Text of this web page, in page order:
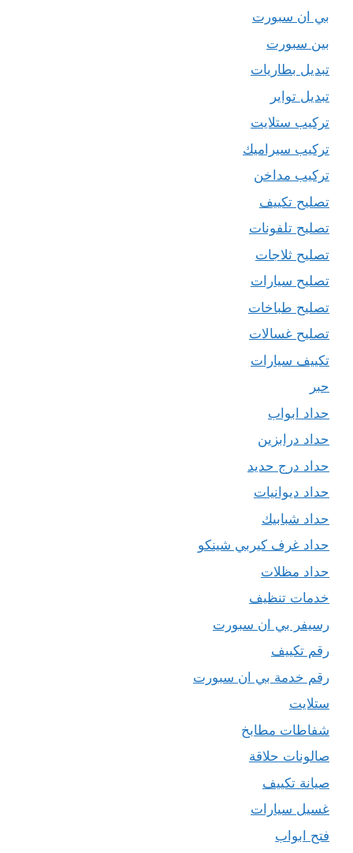
بي ان سبورت
بين سبورت
تبديل بطاريات
تبديل تواير
تركيب ستلايت
تركيب سيراميك
تركيب مداخن
تصليح تكييف
تصليح تلفونات
تصليح ثلاجات
تصليح سيارات
تصليح طباخات
تصليح غسالات
تكييف سيارات
حبر
حداد ابواب
حداد درابزين
حداد درج حديد
حداد ديوانيات
حداد شبابيك
حداد غرف كيربي شينكو
حداد مظلات
خدمات تنظيف
رسيفر بي ان سبورت
رقم تكييف
رقم خدمة بي ان سبورت
ستلايت
شفاطات مطابخ
صالونات حلاقة
صيانة تكييف
غسيل سيارات
فتح ابواب